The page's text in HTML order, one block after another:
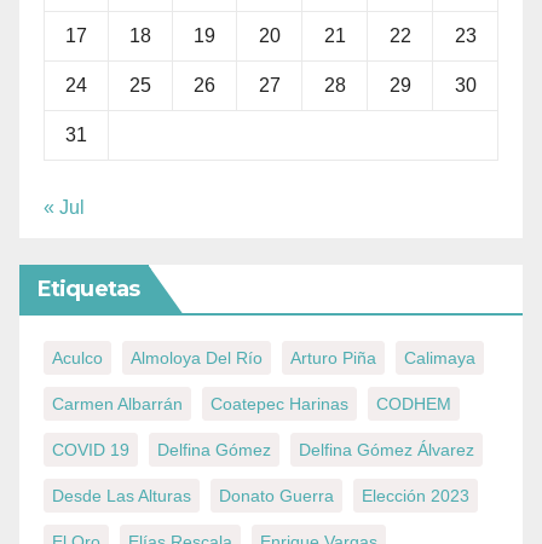
17 18 19 20 21 22 23
24 25 26 27 28 29 30
31
« Jul
Etiquetas
Aculco Almoloya Del Río Arturo Piña Calimaya
Carmen Albarrán Coatepec Harinas CODHEM
COVID 19 Delfina Gómez Delfina Gómez Álvarez
Desde Las Alturas Donato Guerra Elección 2023